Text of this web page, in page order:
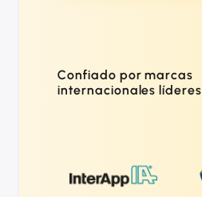
Confiado por marcas
internacionales líderes